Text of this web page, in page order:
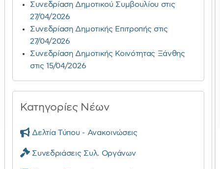
Συνεδρίαση Δημοτικού Συμβουλίου στις
27/04/2026
Συνεδρίαση Δημοτικής Επιτροπής στις
27/04/2026
Συνεδρίαση Δημοτικής Κοινότητας Ξάνθης
στις 15/04/2026
Κατηγορίες Νέων
Δελτία Τύπου - Ανακοινώσεις
Συνεδριάσεις Συλ. Οργάνων